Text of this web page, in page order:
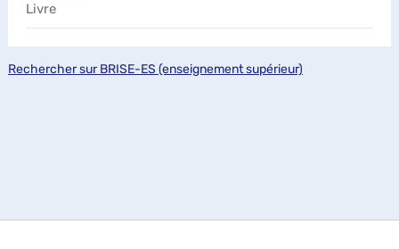
Livre
Rechercher sur BRISE-ES (enseignement supérieur)